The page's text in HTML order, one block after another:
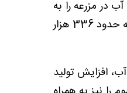
در مزرعه را به
دنبال دارد، تصریح کرد: با اجرای طرح تسطیح لیزری به مساحت 140 هکتار در سطح استان سالانه حدود 336 هزار
افزایش تولید